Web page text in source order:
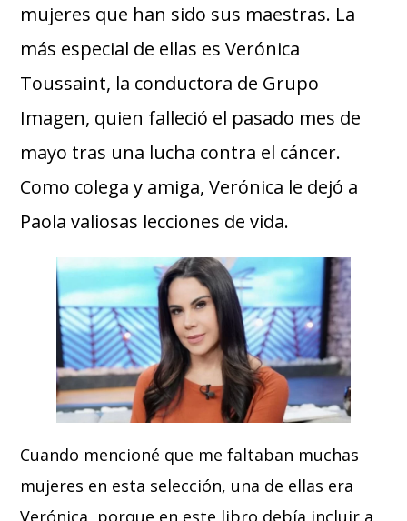
mujeres que han sido sus maestras. La
más especial de ellas es Verónica
Toussaint, la conductora de Grupo
Imagen, quien falleció el pasado mes de
mayo tras una lucha contra el cáncer.
Como colega y amiga, Verónica le dejó a
Paola valiosas lecciones de vida.
Cuando mencioné que me faltaban muchas
mujeres en esta selección, una de ellas era
Verónica, porque en este libro debía incluir a